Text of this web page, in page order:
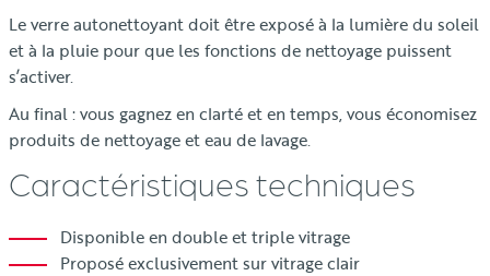
Le verre autonettoyant doit être exposé à la lumière du soleil
et à la pluie pour que les fonctions de nettoyage puissent
s’activer.
Au final : vous gagnez en clarté et en temps, vous économisez
produits de nettoyage et eau de lavage.
Caractéristiques techniques
Disponible en double et triple vitrage
Proposé exclusivement sur vitrage clair